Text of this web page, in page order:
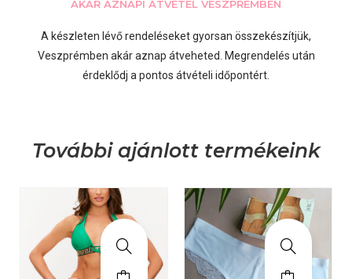
AKÁR AZNAPI ÁTVÉTEL VESZPRÉMBEN
A készleten lévő rendeléseket gyorsan összekészítjük,
Veszprémben akár aznap átveheted. Megrendelés után
érdeklődj a pontos átvételi időpontért.
További ajánlott termékeink